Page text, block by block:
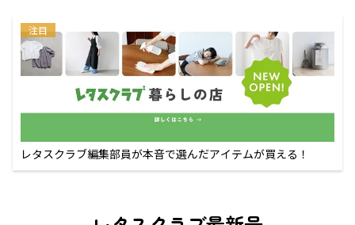
注目
レタスクラブ編集部員が本音で選んだアイテムが買える！